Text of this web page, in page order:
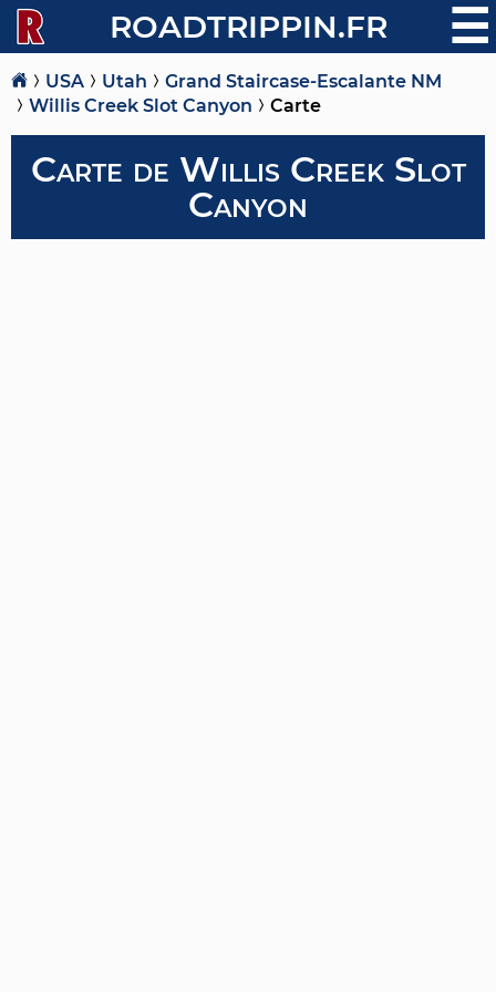
ROADTRIPPIN.FR ☰
USA Utah
Grand Staircase-Escalante NM
Willis Creek Slot Canyon
Carte
Carte de Willis Creek Slot
Canyon